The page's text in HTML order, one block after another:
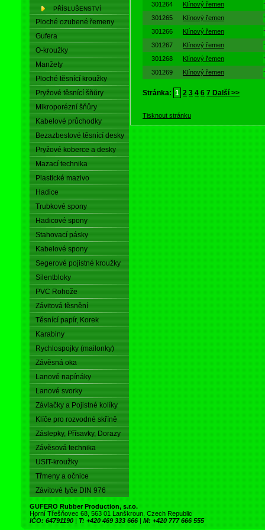
PŘÍSLUŠENSTVÍ
Ploché ozubené řemeny
Gufera
O-kroužky
Manžety
Ploché těsnící kroužky
Pryžové těsnící šňůry
Mikroporézní šňůry
Kabelové průchodky
Bezazbestové těsnící desky
Pryžové koberce a desky
Mazací technika
Plastické mazivo
Hadice
Trubkové spony
Hadicové spony
Stahovací pásky
Kabelové spony
Segerové pojistné kroužky
Silentbloky
PVC Rohože
Závitová těsnění
Těsnící papír, Korek
Karabiny
Rychlospojky (mailonky)
Závěsná oka
Lanové napínáky
Lanové svorky
Závlačky a Pojistné kolíky
Klíče pro rozvodné skříně
Záslepky, Přísavky, Dorazy
Závěsová technika
USIT-kroužky
Třmeny a očnice
Závitové tyče DIN 976
301264
Klínový řemen
301265
Klínový řemen
301266
Klínový řemen
301267
Klínový řemen
301268
Klínový řemen
301269
Klínový řemen
Stránka: 1 2 3 4 6 7 Další >>
Tisknout stránku
GUFERO Rubber Production, s.r.o.
Horní Třešňovec 68, 563 01 Lanškroun, Czech Republic
IČO: 64791190 | T: +420 469 333 666 | M: +420 777 666 555